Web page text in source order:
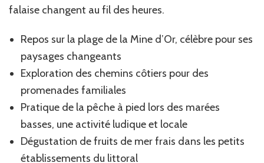
falaise changent au fil des heures.
Repos sur la plage de la Mine d’Or, célèbre pour ses
paysages changeants
Exploration des chemins côtiers pour des
promenades familiales
Pratique de la pêche à pied lors des marées
basses, une activité ludique et locale
Dégustation de fruits de mer frais dans les petits
établissements du littoral